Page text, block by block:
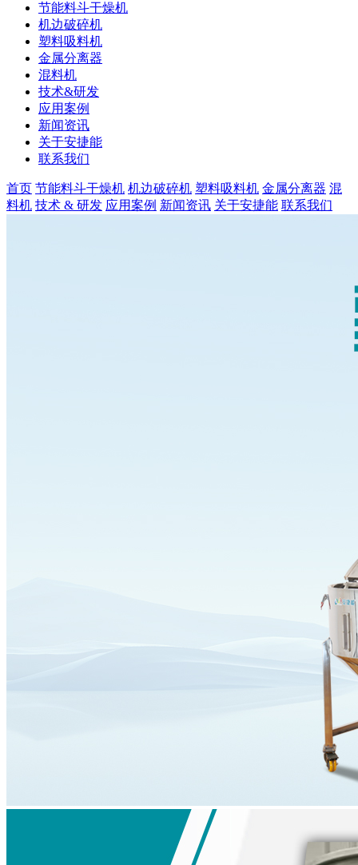
节能料斗干燥机
机边破碎机
塑料吸料机
金属分离器
混料机
技术&研发
应用案例
新闻资讯
关于安捷能
联系我们
首页 节能料斗干燥机 机边破碎机 塑料吸料机 金属分离器 混
料机 技术 & 研发 应用案例 新闻资讯 关于安捷能 联系我们